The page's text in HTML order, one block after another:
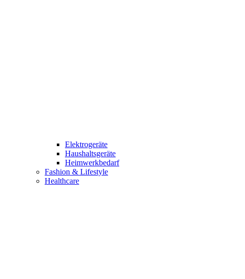
Elektrogeräte
Haushaltsgeräte
Heimwerkbedarf
Fashion & Lifestyle
Healthcare